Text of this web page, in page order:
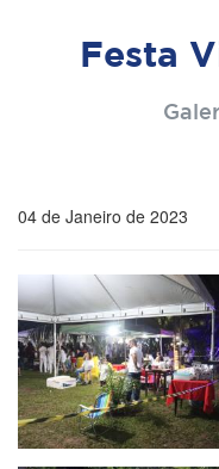
Festa
04 de Janeiro de 2023